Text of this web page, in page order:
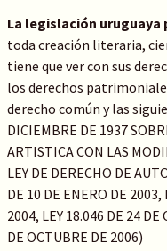
La legislación
toda creación literaria,
tiene que ver con sus
los derechos
derecho común y las
DICIEMBRE DE 1937
ARTISTICA CON LAS
LEY DE DERECHO DE
DE 10 DE ENERO DE 2003,
2004, LEY 18.046 DE 24
DE OCTUBRE DE 2006)